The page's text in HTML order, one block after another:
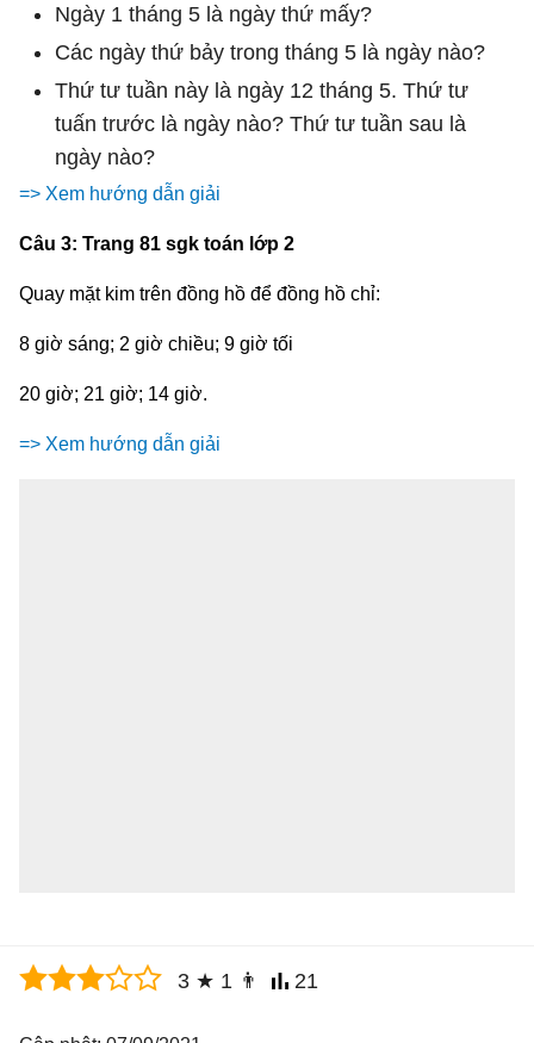
Ngày 1 tháng 5 là ngày thứ mấy?
Các ngày thứ bảy trong tháng 5 là ngày nào?
Thứ tư tuần này là ngày 12 tháng 5. Thứ tư
tuấn trước là ngày nào? Thứ tư tuần sau là
ngày nào?
=> Xem hướng dẫn giải
Câu 3: Trang 81 sgk toán lớp 2
Quay mặt kim trên đồng hồ để đồng hồ chỉ:
8 giờ sáng; 2 giờ chiều; 9 giờ tối
20 giờ; 21 giờ; 14 giờ.
=> Xem hướng dẫn giải
3 ★ 1 👨 21